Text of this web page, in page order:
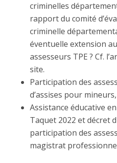
criminelles
rapport du comité
criminelle
éventuelle extension
assesseurs TPE ? Cf.
site.
Participation des
d’assises pour
Assistance éducative
Taquet 2022 et décret
participation des
magistrat professionnel